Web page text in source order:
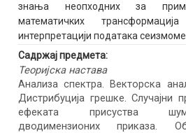
знања неопходних за
математичких
интерпретацији података
Садржај предмета:
Теоријска настава
Анализа спектра. Векторска
Дистрибуција грешке. Случајни
ефеката присуства
дводимензионих приказа.